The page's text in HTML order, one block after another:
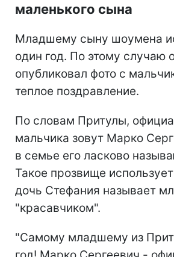
маленького сына
Младшему сыну шоумена
один год. По этому случаю
опубликовал фото с
теплое поздравление.
По словам Притулы,
мальчика зовут Марко
в семье его ласково
Такое прозвище
дочь Стефания называет
"красавчиком".
"Самому младшему из